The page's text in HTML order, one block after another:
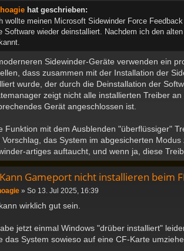
hoagie hat geschrieben:
wollte meinen Microsoft Sidewinder Force
Software wieder deinstalliert. Nachdem ich den
Sidewinder-Geräte verwenden ein
dass zusammen mit der Installation der
wurde, der durch die Deinstallation der
zeigt nicht alle installierten Treiber
Gerät angeschlossen ist.
Funktion mit dem Ausblenden "überflüssiger"
Vorschlag, das System im abgesicherten
artiges auftaucht, und wenn ja, diese
Gameport nicht installieren beim
» So 13. Jul 2025, 16:39
wirklich gut sein.
jetzt einmal Windows "drüber installiert"
das System sowieso auf eine CF-Karte